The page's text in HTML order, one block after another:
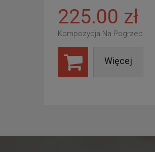
225.00 zł
Kompozycja Na Pogrzeb
Więcej